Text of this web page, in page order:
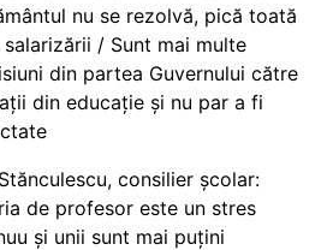
nu se rezolvă, pică toată
salarizării / Sunt mai multe
din partea Guvernului către
din educație și nu par a fi
consilier școlar:
de profesor este un stres
și unii sunt mai puțini